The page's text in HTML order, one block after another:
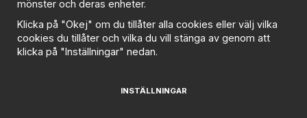
Om cookies
Cookie inställningar
Policy
mönster och deras enheter.
Klicka på "Okej" om du tillåter alla cookies eller välj vilka
cookies du tillåter och vilka du vill stänga av genom att
klicka på "Inställningar" nedan.
INSTÄLLNINGAR